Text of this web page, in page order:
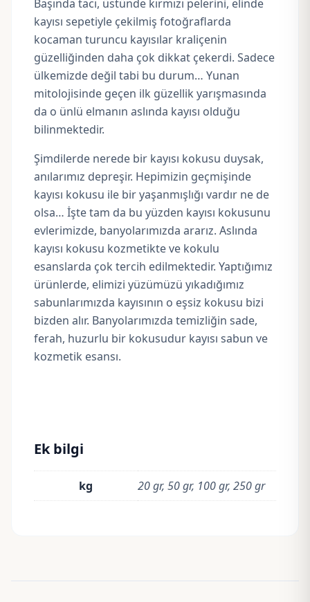
Başında tacı, üstünde kırmızı pelerini, elinde
kayısı sepetiyle çekilmiş fotoğraflarda
kocaman turuncu kayısılar kraliçenin
güzelliğinden daha çok dikkat çekerdi. Sadece
ülkemizde değil tabi bu durum… Yunan
mitolojisinde geçen ilk güzellik yarışmasında
da o ünlü elmanın aslında kayısı olduğu
bilinmektedir.
Şimdilerde nerede bir kayısı kokusu duysak,
anılarımız depreşir. Hepimizin geçmişinde
kayısı kokusu ile bir yaşanmışlığı vardır ne de
olsa… İşte tam da bu yüzden kayısı kokusunu
evlerimizde, banyolarımızda ararız. Aslında
kayısı kokusu kozmetikte ve kokulu
esanslarda çok tercih edilmektedir. Yaptığımız
ürünlerde, elimizi yüzümüzü yıkadığımız
sabunlarımızda kayısının o eşsiz kokusu bizi
bizden alır. Banyolarımızda temizliğin sade,
ferah, huzurlu bir kokusudur kayısı sabun ve
kozmetik esansı.
Ek bilgi
kg 20 gr, 50 gr, 100 gr, 250 gr